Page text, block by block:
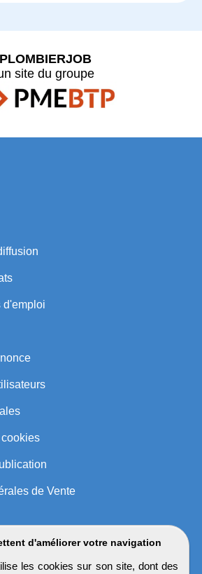
d'améliorer votre navigation
les cookies sur son site, dont des
PLOMBIERJOB
site du groupe
d'emploi
de Vente